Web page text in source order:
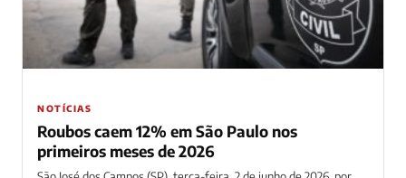
NOTÍCIAS
Roubos caem 12% em São Paulo nos
primeiros meses de 2026